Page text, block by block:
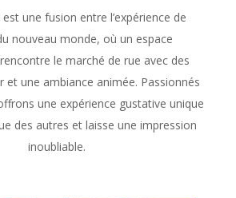
une fusion entre l’expérience de
nouveau monde, où un espace
le marché de rue avec des
et une ambiance animée. Passionnés
une expérience gustative unique
des autres et laisse une impression
inoubliable.